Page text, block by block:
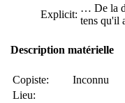
Explicit:
… De la
tens qu'il
Description matérielle
Copiste:
Inconnu
Lieu: